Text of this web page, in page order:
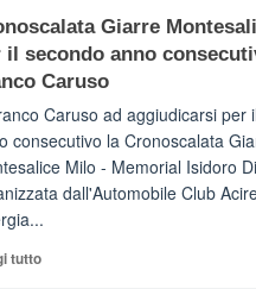
vicoli
medievali
Mondello
(Palermo)
–
adesso
Pasta
–
La
Dente”,
Giarre
il secondo anno
Caruso
Caruso ad aggiudicarsi per
consecutivo la Cronoscalata
Milo - Memorial Isidoro
dall'Automobile Club
tuttoLeggi